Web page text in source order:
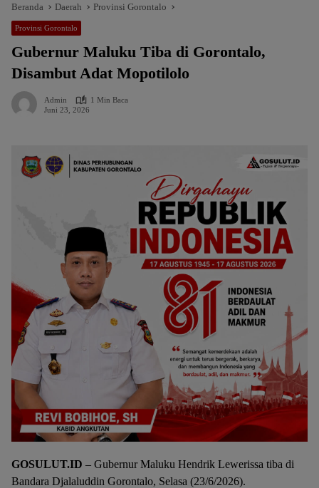
Beranda Daerah Provinsi Gorontalo
Provinsi Gorontalo
Gubernur Maluku Tiba di Gorontalo,
Disambut Adat Mopotilolo
Admin
1 Min Baca
Juni 23, 2026
GOSULUT.ID – Gubernur Maluku Hendrik Lewerissa tiba di
Bandara Djalaluddin Gorontalo, Selasa (23/6/2026).